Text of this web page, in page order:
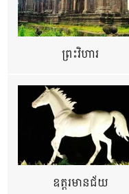
ព្រះវិហារ
ឧត្ដរមានជ័យ